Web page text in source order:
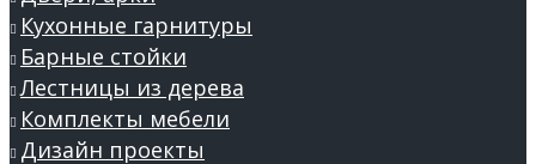
Кухонные гарнитуры
Барные стойки
Лестницы из дерева
Комплекты мебели
Дизайн проекты